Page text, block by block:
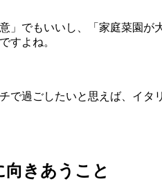
でもいいし、「家庭菜園が
すよね。
過ごしたいと思えば、イ
きあうこと